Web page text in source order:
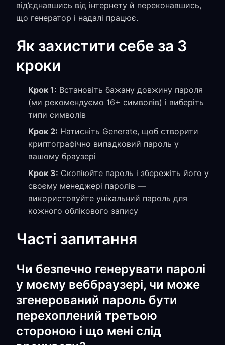
від’єднавшись від інтернету й переконавшись,
що генератор і надалі працює.
Як захистити себе за 3
кроки
Крок 1: Встановіть бажану довжину пароля
(ми рекомендуємо 16+ символів) і виберіть
типи символів
Крок 2: Натисніть Generate, щоб створити
криптографічно випадковий пароль у
вашому браузері
Крок 3: Скопіюйте пароль і збережіть його у
своєму менеджері паролів —
використовуйте унікальний пароль для
кожного облікового запису
Часті запитання
Чи безпечно генерувати паролі
у моєму веббраузері, чи може
згенерований пароль бути
перехоплений третьою
стороною і що мені слід